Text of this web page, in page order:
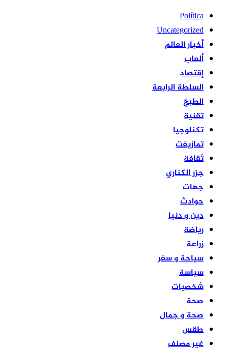
Política
Uncategorized
أخبار العالم
ألعاب
إقتصاد
السلطة الرابعة
الطبخ
تقنية
تكنلوجيا
تمازيغت
ثقافة
جزر الكناري
جهات
حوادث
دين و دنيا
رياضة
زراعة
سياحة و سفر
سياسة
شخصيات
صحة
صحة و جمال
طقس
غير مصنف